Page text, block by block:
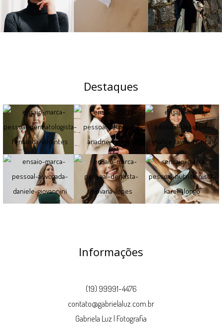
Destaques
Informações
(19) 99991-4476
contato@gabrielaluz.com.br
Gabriela Luz | Fotografia